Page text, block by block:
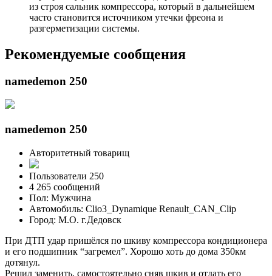
из строя сальник компрессора, который в дальнейшем
часто становится источником утечки фреона и
разгерметизации системы.
Рекомендуемые сообщения
namedemon 250
namedemon 250
Авторитетный товарищ
Пользователи 250
4 265 сообщений
Пол: Мужчина
Автомобиль: Clio3_Dynamique Renault_CAN_Clip
Город: М.О. г.Дедовск
При ДТП удар пришёлся по шкиву компрессора кондиционера
и его подшипник “загремел”. Хорошо хоть до дома 350км
дотянул.
Решил заменить, самостоятельно сняв шкив и отдать его